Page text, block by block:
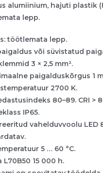
alumiinium, hajuti plastik
lepp.
töötlemata lepp.
või süvistatud
3 × 2,5 mm².
paigalduskõrgus 1
2700 K.
80–89. CRI >
IP65.
vahelduvvoolu LED
5 … 60 °C.
L70B50 15 000 h.